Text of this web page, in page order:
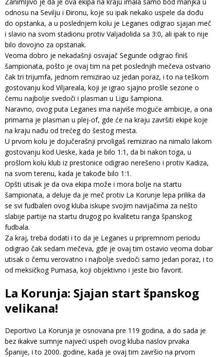
odnosu na Sevilju i Đironu, koje su ipak nekako uspele da dođu
do opstanka, a u poslednjem kolu je Leganes odigrao sjajan meč
i slavio na svom stadionu protiv Valjadolida sa 3:0, ali ipak to nije
bilo dovojno za opstanak.
Veoma dobro je nekadašnji osvajač Segunde odigrao finiš
šampionata, pošto je ovaj tim na pet poslednjih mečeva ostvario
čak tri trijumfa, jednom remizirao uz jedan poraz, i to na teškom
gostovanju kod Viljareala, koji je igrao sjajno prošle sezone o
čemu najbolje svedoči i plasman u Ligu šampiona.
Naravno, ovog puta Leganes ima najviše moguće ambicije, a ona
primarna je plasman u plej-of, gde će na kraju završiti ekipe koje
na kraju nađu od trećeg do šestog mesta.
U prvom kolu je dojučerašnji prvoligaš remizirao na nimalo lakom
gostovanju kod Ueske, kada je bilo 1:1, da bi nakon toga, u
prošlom kolu klub iz prestonice odigrao nerešeno i protiv Kadiza,
na svom terenu, kada je takođe bilo 1:1.
Opšti utisak je da ova ekipa može i mora bolje na startu
šampionata, a deluje da je meč protiv La Korunje lepa prilika da
se svi fudbaleri ovog kluba iskupe svojim navijačima za nešto
slabije partije na startu drugog po kvalitetu ranga španskog
fudbala.
Za kraj, treba dodati i to da je Leganes u pripremnom periodu
odigrao čak sedam mečeva, gde je ovaj tim ostavio veoma dobar
utisak o čemu verovatno i najbolje svedoči samo jedan poraz, i to
od meksičkog Pumasa, koji objektivno i jeste bio favorit.
La Korunja: Sjajan start španskog
velikana!
Deportivo La Korunja je osnovana pre 119 godina, a do sada je
bez ikakve sumnje najveći uspeh ovog kluba naslov prvaka
Španije, i to 2000. godine, kada je ovaj tim završio na prvom